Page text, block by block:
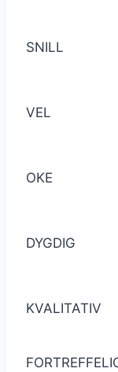
SNILL
VEL
OKE
DYGDIG
KVALITATIV